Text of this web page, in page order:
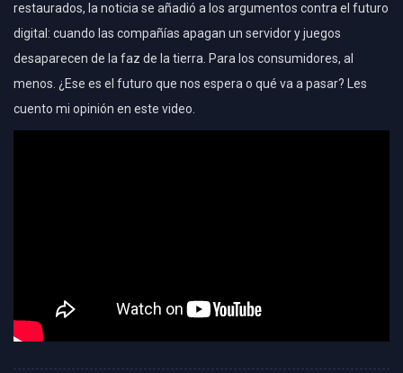
restaurados, la noticia se añadió a los argumentos contra el futuro
digital: cuando las compañías apagan un servidor y juegos
desaparecen de la faz de la tierra. Para los consumidores, al
menos. ¿Ese es el futuro que nos espera o qué va a pasar? Les
cuento mi opinión en este video.